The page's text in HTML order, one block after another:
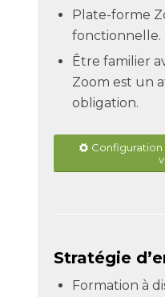
Plate-forme
fonctionnelle.
Être familier
Zoom est un
obligation.
Configuration
Stratégie
Formation à